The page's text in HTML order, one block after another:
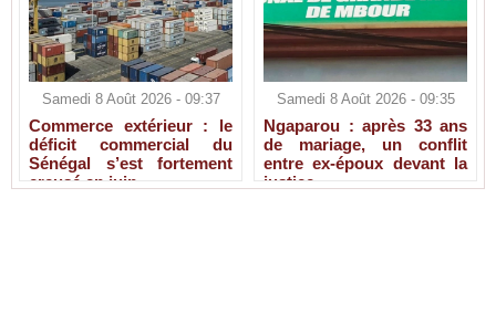
Samedi 8 Août 2026 - 09:37
Commerce extérieur : le
déficit commercial du
Sénégal s’est fortement
creusé en juin
Samedi 8 Août 2026 - 09:35
Ngaparou : après 33 ans
de mariage, un conflit
entre ex-époux devant la
justice